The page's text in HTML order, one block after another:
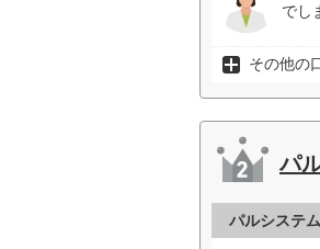
でし
その他の
パ
パルシステ